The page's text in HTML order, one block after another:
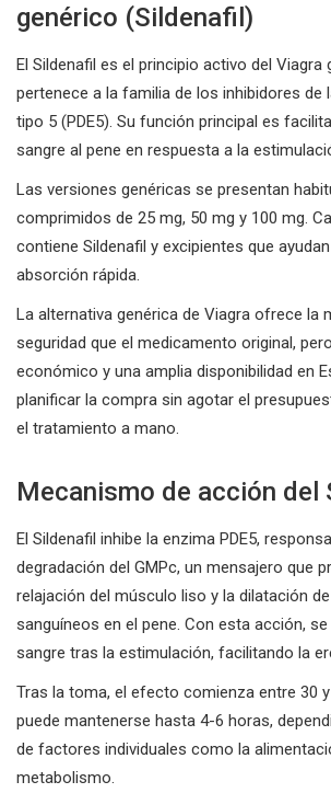
genérico (Sildenafil)
El Sildenafil es el principio activo del Viagra
pertenece a la familia de los inhibidores
tipo 5 (PDE5). Su función principal es
sangre al pene en respuesta a la
Las versiones genéricas se presentan
comprimidos de 25 mg, 50 mg y 100 mg.
contiene Sildenafil y excipientes que
absorción rápida.
La alternativa genérica de Viagra ofrece la
seguridad que el medicamento original,
económico y una amplia disponibilidad en
planificar la compra sin agotar el
el tratamiento a mano.
Mecanismo de acción del
El Sildenafil inhibe la enzima PDE5,
degradación del GMPc, un mensajero que
relajación del músculo liso y la dilatación
sanguíneos en el pene. Con esta acción,
sangre tras la estimulación, facilitando la
Tras la toma, el efecto comienza entre 30
puede mantenerse hasta 4-6 horas,
de factores individuales como la
metabolismo.